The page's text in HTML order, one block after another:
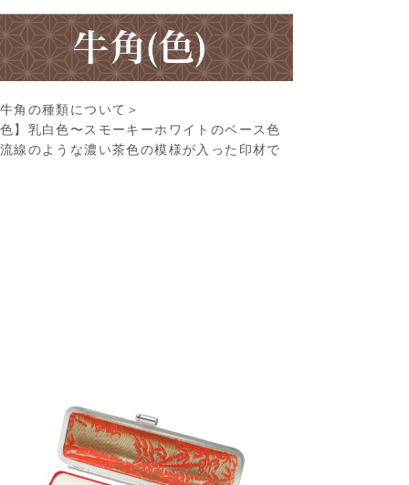
角の種類について＞
色】乳白色〜スモーキーホワイトのベース色
線のような濃い茶色の模様が入った印材で